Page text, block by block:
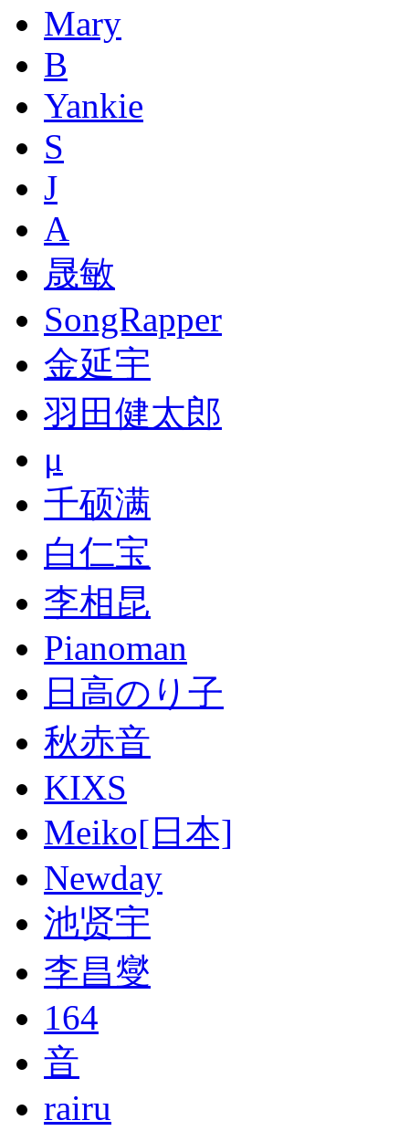
Mary
B
Yankie
S
J
A
晟敏
SongRapper
金延宇
羽田健太郎
μ
千硕满
白仁宝
李相昆
Pianoman
日高のり子
秋赤音
KIXS
Meiko[日本]
Newday
池贤宇
李昌燮
164
音
rairu